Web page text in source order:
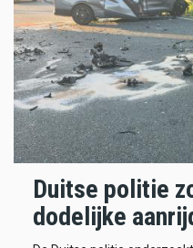
Duitse politie
dodelijke